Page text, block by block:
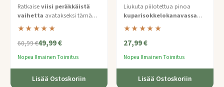
Asiantuntijatason
Monivaihelukko
Ratkaiseviisi peräkkäistä
vaihetta avatakseksi tämä
harjatusta teräksestä
valmistettu lukkopähkinä —
jokainen vaihe avaa
★★★★★
60,99 €49,99 €
Nopea Ilmainen Toimitus
Lisää Ostoskoriin
Keskivaikea Liukukanava
Liukuta piilotettua pinoa
kuparisokkelokanavassa
vapauttaaksesi tämän
ainutlaatuisen lukkopähkinän.
★★★★★
27,99 €
Nopea Ilmainen Toimitus
Lisää Ostoskoriin